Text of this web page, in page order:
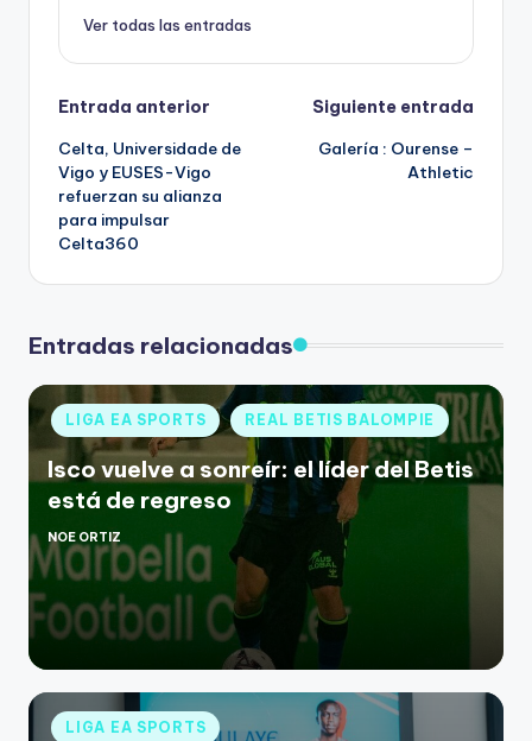
Ver todas las entradas
Entrada anterior
Celta, Universidade de
Vigo y EUSES-Vigo
refuerzan su alianza
para impulsar
Celta360
Siguiente entrada
Galería : Ourense –
Athletic
Entradas relacionadas
LIGA EA SPORTS REAL BETIS BALOMPIE
Isco vuelve a sonreír: el líder del Betis
está de regreso
NOE ORTIZ
LIGA EA SPORTS